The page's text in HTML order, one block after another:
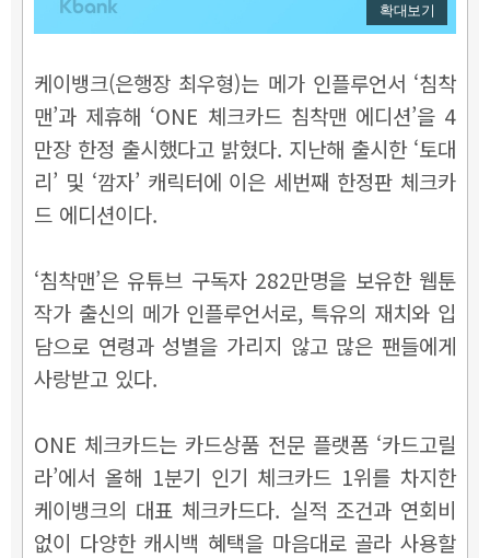
확대보기
케이뱅크(은행장 최우형)는 메가 인플루언서 ‘침착
맨’과 제휴해 ‘ONE 체크카드 침착맨 에디션’을 4
만장 한정 출시했다고 밝혔다. 지난해 출시한 ‘토대
리’ 및 ‘깜자’ 캐릭터에 이은 세번째 한정판 체크카
드 에디션이다.
‘침착맨’은 유튜브 구독자 282만명을 보유한 웹툰
작가 출신의 메가 인플루언서로, 특유의 재치와 입
담으로 연령과 성별을 가리지 않고 많은 팬들에게
사랑받고 있다.
ONE 체크카드는 카드상품 전문 플랫폼 ‘카드고릴
라’에서 올해 1분기 인기 체크카드 1위를 차지한
케이뱅크의 대표 체크카드다. 실적 조건과 연회비
없이 다양한 캐시백 혜택을 마음대로 골라 사용할